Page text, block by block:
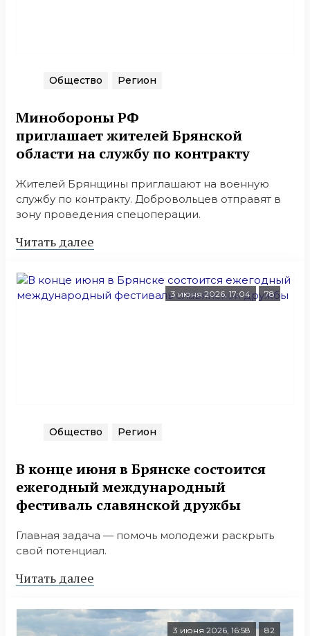
Общество Регион
Минобoроны РФ
приглaшaет житeлeй Брянской
области на службу по контракту
Жителей Брянщины приглашают на военную
службу по контракту. Добровольцев отправят в
зону проведения спецоперации.
Читать далее
3 июня 2026, 17:04 78
Общество Регион
В конце июня в Брянске состоится
ежегодный международный
фестиваль славянской дружбы
Главная задача — помочь молодежи раскрыть
свой потенциал.
Читать далее
3 июня 2026, 16:58 82